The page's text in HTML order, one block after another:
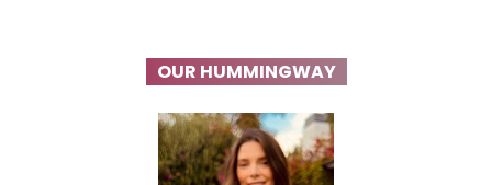
OUR HUMMINGWAY